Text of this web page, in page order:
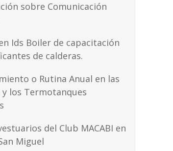
sobre Comunicación
Ids Boiler de capacitación
de calderas.
o Rutina Anual en las
y los Termotanques
del Club MACABI en
Miguel